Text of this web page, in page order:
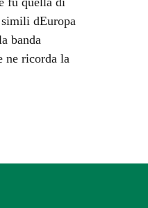
dEuropa
banda
ne ricorda la